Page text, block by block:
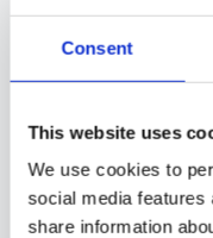
Consent
This website uses
We use cookies to
social media features
share information
Mejora de
actualización
Firewall
gestión de
gestionados